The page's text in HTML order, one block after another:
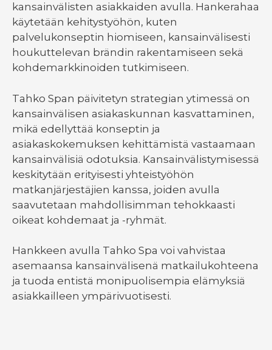
kansainvälisten asiakkaiden avulla. Hankerahaa
käytetään kehitystyöhön, kuten
palvelukonseptin hiomiseen, kansainvälisesti
houkuttelevan brändin rakentamiseen sekä
kohdemarkkinoiden tutkimiseen.
Tahko Span päivitetyn strategian ytimessä on
kansainvälisen asiakaskunnan kasvattaminen,
mikä edellyttää konseptin ja
asiakaskokemuksen kehittämistä vastaamaan
kansainvälisiä odotuksia. Kansainvälistymisessä
keskitytään erityisesti yhteistyöhön
matkanjärjestäjien kanssa, joiden avulla
saavutetaan mahdollisimman tehokkaasti
oikeat kohdemaat ja -ryhmät.
Hankkeen avulla Tahko Spa voi vahvistaa
asemaansa kansainvälisenä matkailukohteena
ja tuoda entistä monipuolisempia elämyksiä
asiakkailleen ympärivuotisesti.